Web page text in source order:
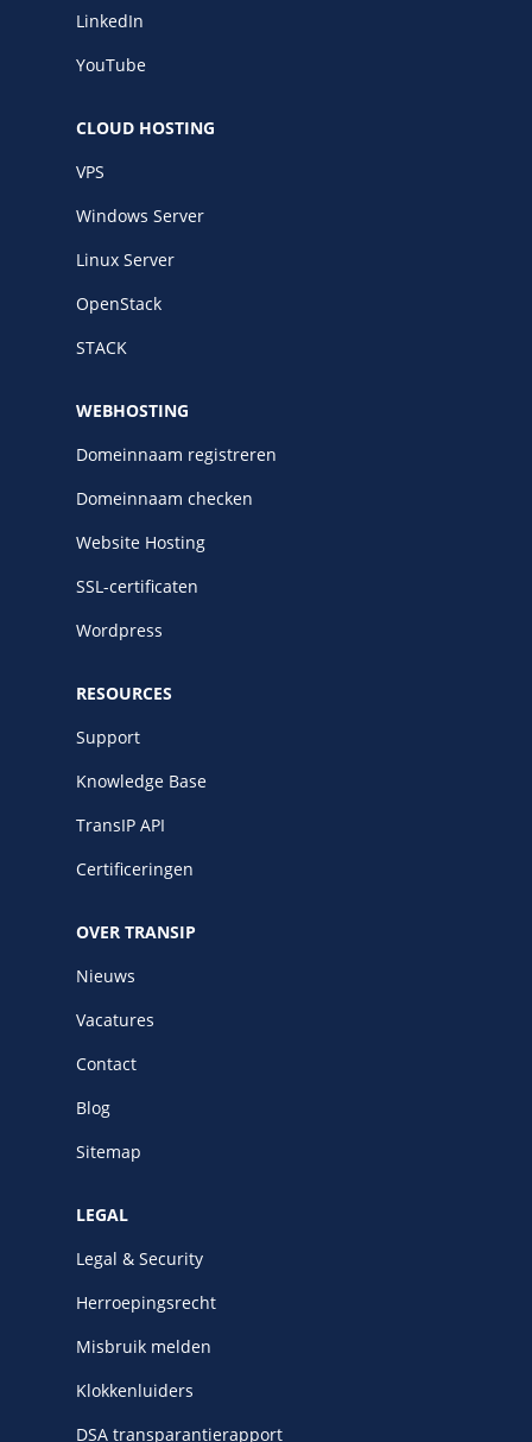
LinkedIn
YouTube
CLOUD HOSTING
VPS
Windows Server
Linux Server
OpenStack
STACK
WEBHOSTING
Domeinnaam registreren
Domeinnaam checken
Website Hosting
SSL-certificaten
Wordpress
RESOURCES
Support
Knowledge Base
TransIP API
Certificeringen
OVER TRANSIP
Nieuws
Vacatures
Contact
Blog
Sitemap
LEGAL
Legal & Security
Herroepingsrecht
Misbruik melden
Klokkenluiders
DSA transparantierapport